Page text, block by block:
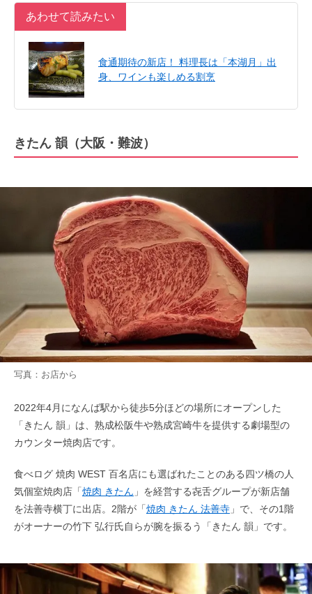
あわせて読みたい
食通期待の新店！ 料理長は「本湖月」出
身、ワインも楽しめる割烹
きたん 韻（大阪・難波）
写真：お店から
2022年4月になんば駅から徒歩5分ほどの場所にオープンした
「きたん 韻」は、熟成松阪牛や熟成宮崎牛を提供する劇場型の
カウンター焼肉店です。
食べログ 焼肉 WEST 百名店にも選ばれたことのある四ツ橋の人
気個室焼肉店「焼肉 きたん 」を経営する㐂舌グループが新店舗
を法善寺横丁に出店。2階が「焼肉 きたん 法善寺 」で、その1階
がオーナーの竹下 弘行氏自らが腕を振るう「きたん 韻」です。